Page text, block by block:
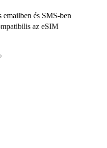
emailben és SMS-ben
az eSIM